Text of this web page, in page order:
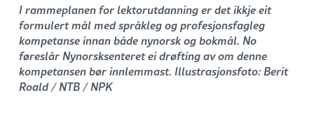
I rammeplanen for lektorutdanning er det ikkje eit
formulert mål med språkleg og profesjonsfagleg
kompetanse innan både nynorsk og bokmål. No
føreslår Nynorsksenteret ei drøfting av om denne
kompetansen bør innlemmast. Illustrasjonsfoto: Berit
Roald / NTB / NPK